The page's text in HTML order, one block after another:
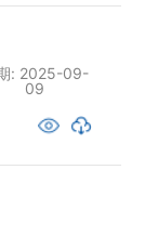
: 2025-09-
09